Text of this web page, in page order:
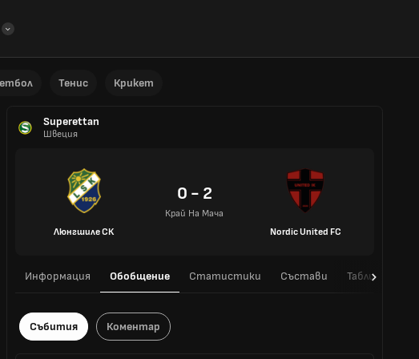
Тенис Крикет
Superettan
Швеция
Люнгшиле СК
0 - 2
Край На Мача
Nordic United FC
Информация Обобщение Статистики Състави Таблица
Събития Коментар